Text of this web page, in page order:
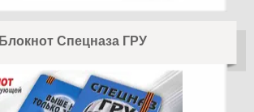
Блокнот Спецназа ГРУ